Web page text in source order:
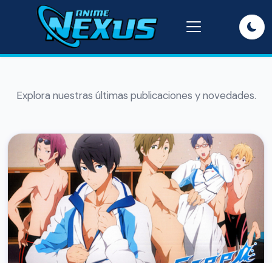
Explora nuestras últimas publicaciones y novedades.